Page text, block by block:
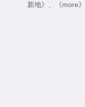
新地》
《more》